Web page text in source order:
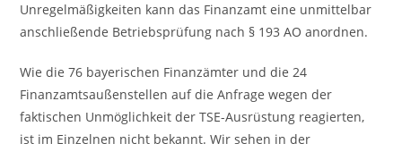
Unregelmäßigkeiten kann das Finanzamt eine unmittelbar
anschließende Betriebsprüfung nach § 193 AO anordnen.
Wie die 76 bayerischen Finanzämter und die 24
Finanzamtsaußenstellen auf die Anfrage wegen der
faktischen Unmöglichkeit der TSE-Ausrüstung reagierten,
ist im Einzelnen nicht bekannt. Wir sehen in der